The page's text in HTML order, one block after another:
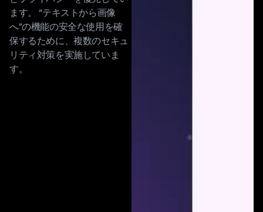
ます。 “テキストから画像
へ”の機能の安全な使用を確
保するために、複数のセキュ
リティ対策を実施していま
す。